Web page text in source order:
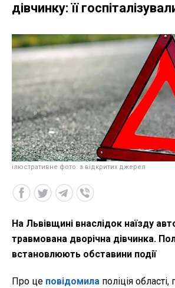
дівчинку: її
ілюстративне фото: з відкритих джерел
На Львівщині внаслідок наїзду
травмована дворічна дівчинка.
встановлюють обставини події
Про це повідомила поліція